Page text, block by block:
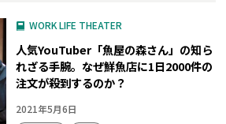
WORK LIFE THEATER
人気YouTuber「魚屋の森さん」の知ら
れざる手腕。なぜ鮮魚店に1日2000件の
注文が殺到するのか？
2021年5月6日